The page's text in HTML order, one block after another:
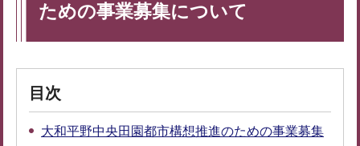
ための事業募集について
目次
大和平野中央田園都市構想推進のための事業募集